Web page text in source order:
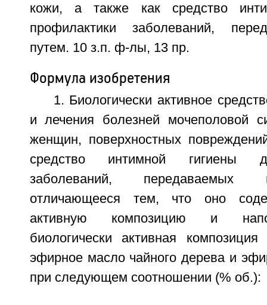
кожи, а также как средство
профилактики заболеваний,
путем. 10 з.п. ф-лы, 13 пр.
Формула изобретения
1. Биологически активное
и лечения болезней мочеполовой
женщин, поверхностных
средство интимной гигиены
заболеваний,
отличающееся тем, что оно
активную композицию и
биологически активная
эфирное масло чайного дерева и
при следующем соотношении (% об.):